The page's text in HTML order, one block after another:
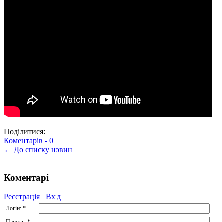
Поділитися:
Коментарів - 0
← До списку новин
Коментарі
Реєстрація Вхід
Логін: *